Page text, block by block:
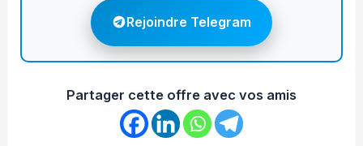
Rejoindre Telegram
Partager cette offre avec vos amis